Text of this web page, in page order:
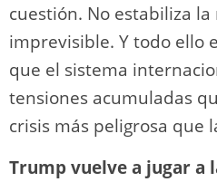
cuestión. No estabiliza
imprevisible. Y todo ello
que el sistema
tensiones acumuladas
crisis más peligrosa que
Trump vuelve a jugar a